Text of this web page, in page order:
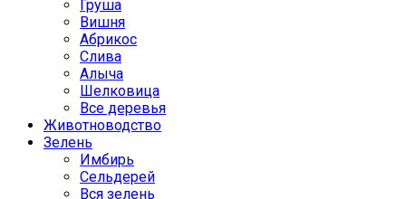
Груша
Вишня
Абрикос
Слива
Алыча
Шелковица
Все деревья
Животноводство
Зелень
Имбирь
Сельдерей
Вся зелень